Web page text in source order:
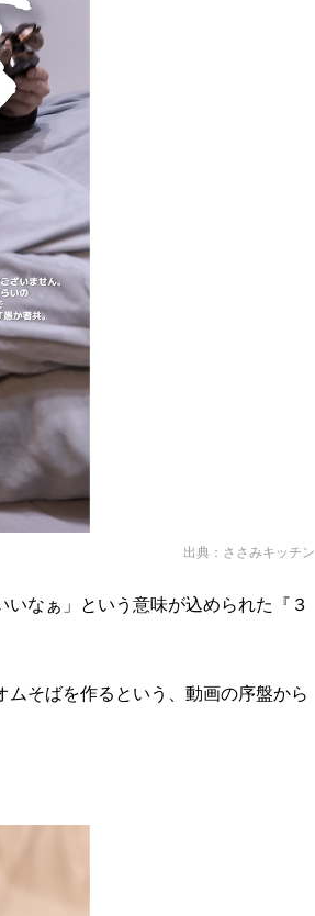
出典： ささみキッチン
なぁ」という意味が込められた『３
そばを作るという、動画の序盤から